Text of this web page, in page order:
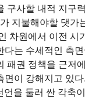
구사할 내적 지구
지불해야할 댓가
차원에서 이전 시
다는 수세적인 측면
패권 정책을 근저
면이 강해지고 있다.
언을 둘러 싼 각축